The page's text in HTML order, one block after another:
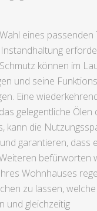
eines
können im
und seine
Eine
gelegentliche Ölen
kann die
garantieren, dass
befürworten
Wohnhauses
zu lassen,
und gleichzeitig